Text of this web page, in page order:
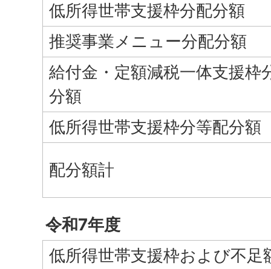
低所得世帯支援枠分配分額
推奨事業メニュー分配分額
給付金・定額減税一体支援枠
分額
低所得世帯支援枠分等配分額
配分額計
令和7年度
低所得世帯支援枠および不足